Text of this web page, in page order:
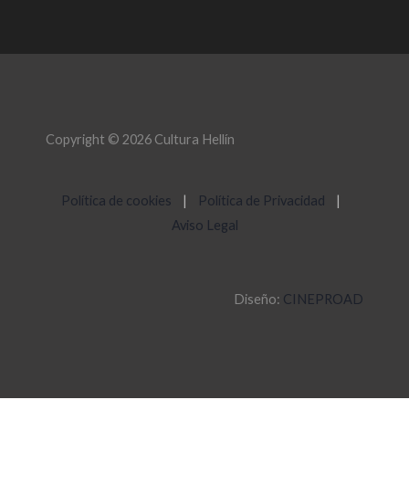
Copyright © 2026 Cultura Hellín
Política de cookies | Política de Privacidad
|
Aviso Legal
Diseño: CINEPROAD